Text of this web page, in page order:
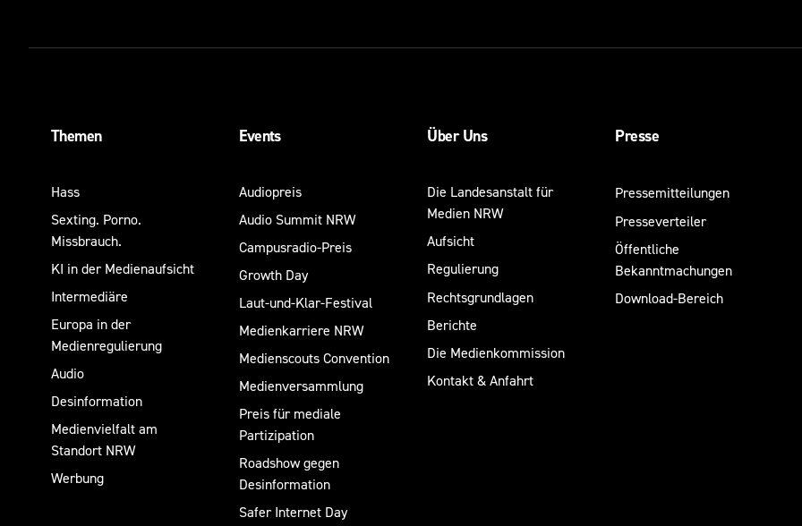
Themen
Hass
Sexting. Porno.
Missbrauch.
KI in der Medienaufsicht
Intermediäre
Europa in der
Medienregulierung
Audio
Desinformation
Medienvielfalt am
Standort NRW
Werbung
Events
Audiopreis
Audio Summit NRW
Campusradio-Preis
Growth Day
Laut-und-Klar-Festival
Medienkarriere NRW
Medienscouts Convention
Medienversammlung
Preis für mediale
Partizipation
Roadshow gegen
Desinformation
Safer Internet Day
Über Uns
Die Landesanstalt für
Medien NRW
Aufsicht
Regulierung
Rechtsgrundlagen
Berichte
Die Medienkommission
Kontakt & Anfahrt
Presse
Pressemitteilungen
Presseverteiler
Öffentliche
Bekanntmachungen
Download-Bereich